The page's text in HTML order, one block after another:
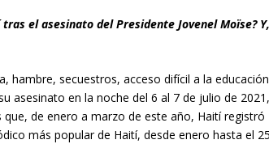
el asesinato del Presidente Jovenel Moïse?
hambre, secuestros, acceso difícil a la
asesinato en la noche del 6 al 7 de julio de
de enero a marzo de este año, Haití registró
más popular de Haití, desde enero hasta el